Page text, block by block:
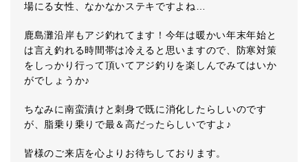
場にる女性、なかなかステキですよね…
鹿島灘沿岸もアジ釣れてます！今年は暖かい年末年始と
は言え釣れる時間帯は冷えると思いますので、防寒対策
をしっかり行って頂いてアジ釣りを楽しんでみてはいか
がでしょうか♪
ちなみに南蛮漬けと刺身で既に消化したらしいのです
が、脂乗り乗りで最＆高だったらしいですよ♪
皆様のご来店を心よりお待ちしております。